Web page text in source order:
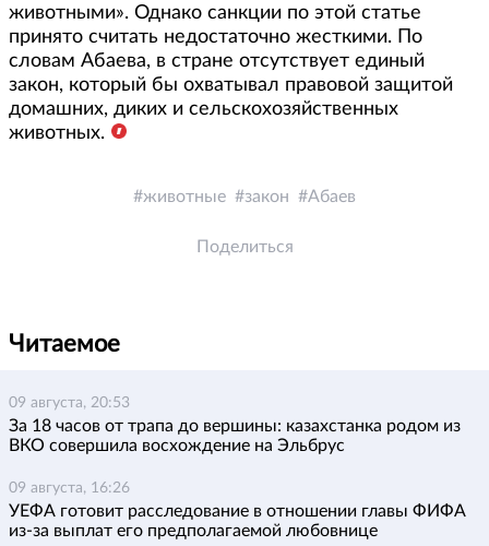
животными». Однако санкции по этой статье
принято считать недостаточно жесткими. По
словам Абаева, в стране отсутствует единый
закон, который бы охватывал правовой защитой
домашних, диких и сельскохозяйственных
животных.
животные закон Абаев
Поделиться
Читаемое
09 августа, 20:53
За 18 часов от трапа до вершины: казахстанка родом из
ВКО совершила восхождение на Эльбрус
09 августа, 16:26
УЕФА готовит расследование в отношении главы ФИФА
из-за выплат его предполагаемой любовнице